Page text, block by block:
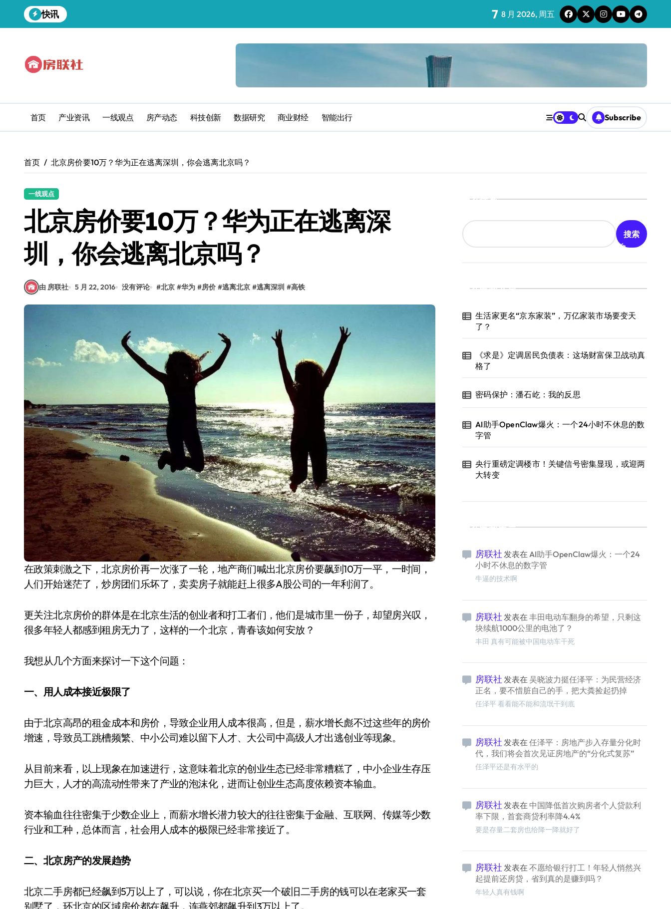
到
快讯 7 8 月 2026, 周五
首页 产业资讯 一线观点 房产动态 科技创新 数据研究 商业财经 智能出行 Subscribe
首页 北京房价要10万？华为正在逃离深圳，你会逃离北京吗？
一线观点
北京房价要10万？华为正在逃离深
圳，你会逃离北京吗？
由 房联社 5 月 22, 2016 没有评论 #北京 #华为 #房价 #逃离北京 #逃离深圳 #高铁
在政策刺激之下，北京房价再一次涨了一轮，地产商们喊出北京房价要飙到10万一平，一时间，
人们开始迷茫了，炒房团们乐坏了，卖卖房子就能赶上很多A股公司的一年利润了。
更关注北京房价的群体是在北京生活的创业者和打工者们，他们是城市里一份子，却望房兴叹，
很多年轻人都感到租房无力了，这样的一个北京，青春该如何安放？
我想从几个方面来探讨一下这个问题：
一、用人成本接近极限了
由于北京高昂的租金成本和房价，导致企业用人成本很高，但是，薪水增长彪不过这些年的房价
增速，导致员工跳槽频繁、中小公司难以留下人才、大公司中高级人才出逃创业等现象。
从目前来看，以上现象在加速进行，这意味着北京的创业生态已经非常糟糕了，中小企业生存压
力巨大，人才的高流动性带来了产业的泡沫化，进而让创业生态高度依赖资本输血。
资本输血往往密集于少数企业上，而薪水增长潜力较大的往往密集于金融、互联网、传媒等少数
行业和工种，总体而言，社会用人成本的极限已经非常接近了。
二、北京房产的发展趋势
北京二手房都已经飙到5万以上了，可以说，你在北京买一个破旧二手房的钱可以在老家买一套
别墅了，环北京的区域房价都在飙升，连燕郊都飙升到3万以上了。
搜索
搜索
最新文章
生活家更名“京东家装”，万亿家装市场要变天
了？
《求是》定调居民负债表：这场财富保卫战动真
格了
密码保护：潘石屹：我的反思
AI助手OpenClaw爆火：一个24小时不休息的数
字管
央行重磅定调楼市！关键信号密集显现，或迎两
大转变
最新留言
房联社 发表在 AI助手OpenClaw爆火：一个24
小时不休息的数字管
牛逼的技术啊
房联社 发表在 丰田电动车翻身的希望，只剩这
块续航1000公里的电池了？
丰田 真有可能被中国电动车干死
房联社 发表在 吴晓波力挺任泽平：为民营经济
正名，要不惜脏自己的手，把大粪捡起扔掉
任泽平 看看能不能和流氓干到底
房联社 发表在 任泽平：房地产步入存量分化时
代，我们将会首次见证房地产的“分化式复苏”
任泽平还是有水平的
房联社 发表在 中国降低首次购房者个人贷款利
率下限，首套商贷利率降4.4%
要是存量二套房也给降一降就好了
房联社 发表在 不愿给银行打工！年轻人悄然兴
起提前还房贷，省到真的是赚到吗？
年轻人真有钱啊